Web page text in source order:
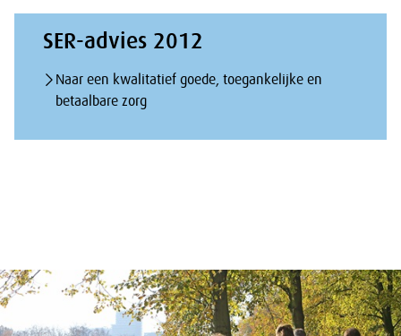
SER-advies 2012
Naar een kwalitatief goede, toegankelijke en
betaalbare zorg